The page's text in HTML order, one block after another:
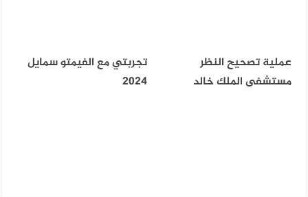
عملية تصحيح النظر
مستشفى الملك خالد
تجربتي مع الفيمتو سمايل
2024